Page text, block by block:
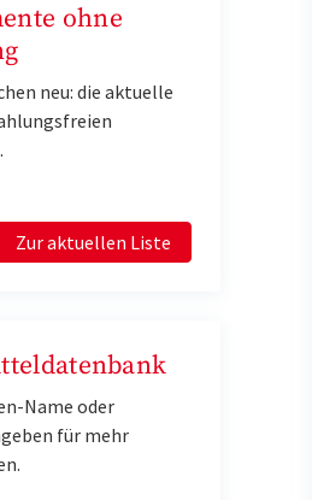
ohne
neu: die aktuelle
Zur aktuellen Liste
Name oder
für mehr